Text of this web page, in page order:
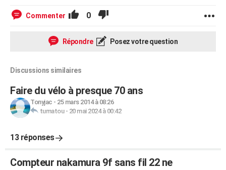
Commenter 0
Répondre Posez votre question
Discussions similaires
Faire du vélo à presque 70 ans
Tonyjac - 25 mars 2014 à 08:26
tumatou- 20 mai 2024 à 00:42
13 réponses
Compteur nakamura 9f sans fil 22 ne